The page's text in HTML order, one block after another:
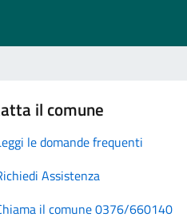
il comune
le domande frequenti
Assistenza
il comune 0376/660140